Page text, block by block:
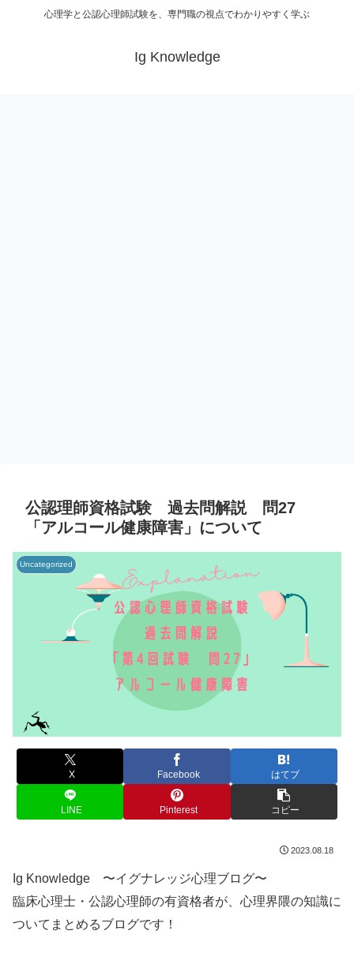
心理学と公認心理師試験を、専門職の視点でわかりやすく学ぶ
Ig Knowledge
公認理師資格試験 過去問解説 問27
「アルコール健康障害」について
Uncategorized
X Facebook はてブ
LINE Pinterest コピー
2023.08.18
Ig Knowledge 〜イグナレッジ心理ブログ〜
臨床心理士・公認心理師の有資格者が、心理界隈の知識に
ついてまとめるブログです！